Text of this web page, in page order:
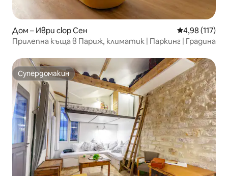
Дом – Иври сюр Сен Средна
4,98 (117)
Прилепна къща в Париж, климатик | Паркинг | Градина
Супердомакин
Супердомакин